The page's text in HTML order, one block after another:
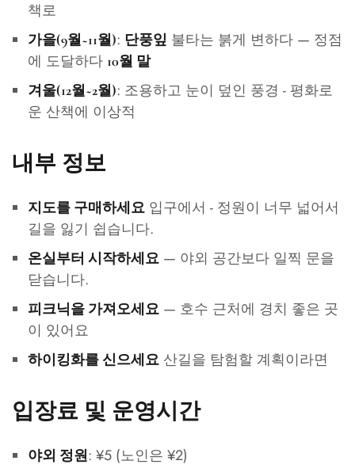
책로
가을(9월~11월): 단풍잎 불타는 붉게 변하다 — 정점
에 도달하다 10월 말
겨울(12월~2월): 조용하고 눈이 덮인 풍경 - 평화로
운 산책에 이상적
내부 정보
지도를 구매하세요입구에서 - 정원이 너무 넓어서
길을 잃기 쉽습니다.
온실부터 시작하세요— 야외 공간보다 일찍 문을
닫습니다.
피크닉을 가져오세요— 호수 근처에 경치 좋은 곳
이 있어요
하이킹화를 신으세요산길을 탐험할 계획이라면
입장료 및 운영시간
야외 정원: ¥5 (노인은 ¥2)